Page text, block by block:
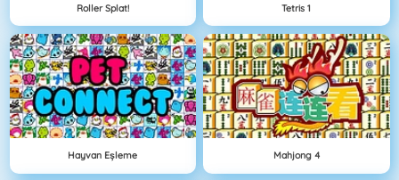
Roller Splat! Tetris 1
Hayvan Eşleme Mahjong 4